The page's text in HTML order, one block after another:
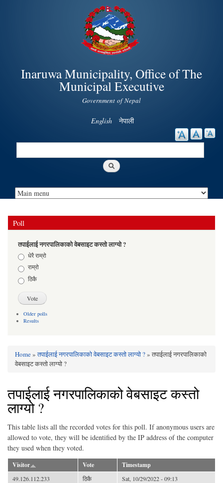
Skip to
main
content
Inaruwa Municipality, Office of The
Municipal Executive
Government of Nepal
English नेपाली
Search
Poll
तपाईलाई नगरपालिकाको वेबसाइट कस्तो लाग्यो ?
Choicesधेरै राम्रो
राम्रो
ठिकै
Older polls
Results
You are here
Home»तपाईलाई नगरपालिकाको वेबसाइट कस्तो लाग्यो ?» तपाईलाई नगरपालिकाको
वेबसाइट कस्तो लाग्यो ?
तपाईलाई नगरपालिकाको वेबसाइट कस्तो
लाग्यो ?
This table lists all the recorded votes for this poll. If anonymous users are
allowed to vote, they will be identified by the IP address of the computer
they used when they voted.
Visitor Vote Timestamp
49.126.112.233 ठिकै
Sat, 10/29/2022 - 09:13